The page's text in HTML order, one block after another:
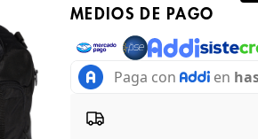
MEDIOS DE PAGO